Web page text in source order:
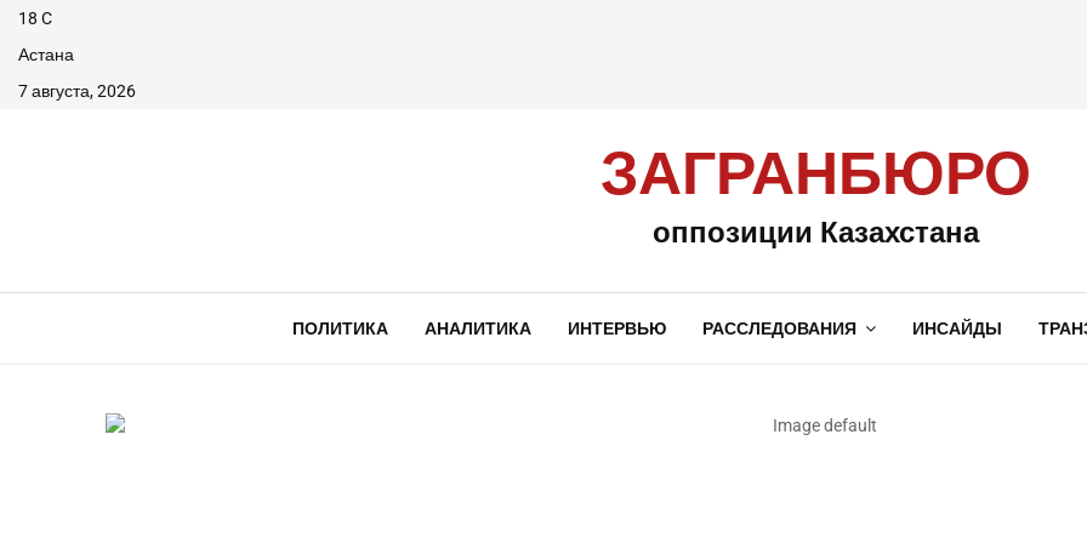
18 C
Астана
7 августа, 2026
ЗАГРАНБЮРО
оппозиции Казахстана
ПОЛИТИКА АНАЛИТИКА ИНТЕРВЬЮ РАССЛЕДОВАНИЯ ИНСАЙДЫ